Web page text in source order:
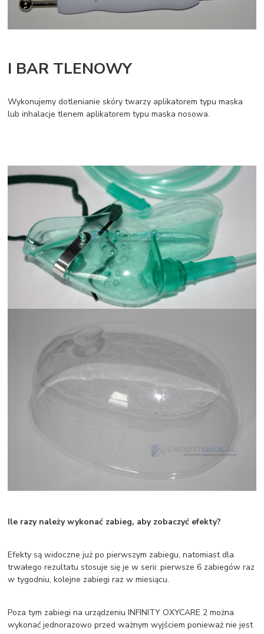
I BAR TLENOWY
Wykonujemy dotlenianie skóry twarzy aplikatorem typu maska
lub inhalacje tlenem aplikatorem typu maska nosowa.
Ile razy należy wykonać zabieg, aby zobaczyć efekty?
Efekty są widoczne już po pierwszym zabiegu, natomiast dla
trwałego rezultatu stosuje się je w serii: pierwsze 6 zabiegów raz
w tygodniu, kolejne zabiegi raz w miesiącu.
Poza tym zabiegi na urządzeniu INFINITY OXYCARE 2 można
wykonać jednorazowo przed ważnym wyjściem ponieważ nie jest